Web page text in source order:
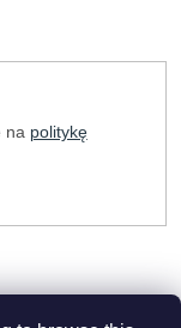
na politykę